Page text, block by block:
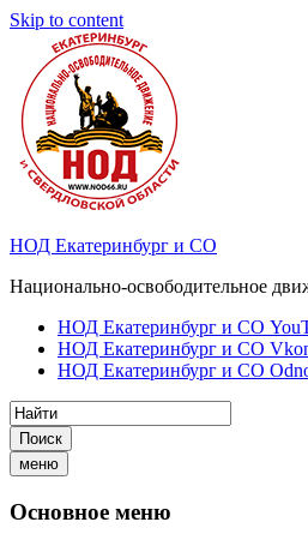
Skip to content
НОД Екатеринбург и СО
Национально-освободительное
НОД Екатеринбург и СО
НОД Екатеринбург и СО
НОД Екатеринбург и СО
Поиск
меню
Основное меню